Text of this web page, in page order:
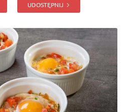
UDOSTĘPNIJ